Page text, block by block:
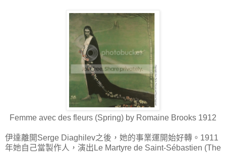
Femme avec des fleurs (Spring) by Romaine Brooks 1912
伊達離開Serge Diaghilev之後，她的事業運開始好轉。1911
年她自己當製作人，演出Le Martyre de Saint-Sébastien (The